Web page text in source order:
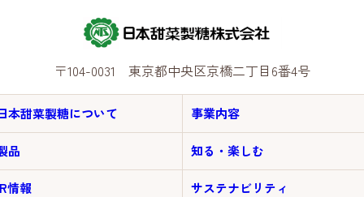
〒104-0031 東京都中央区京橋二丁目6番4号
本甜菜製糖について 事業内容
品 知る・楽しむ
情報 サステナビリティ